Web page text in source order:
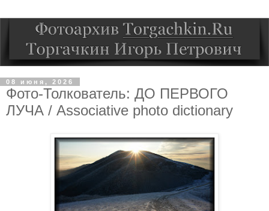
08 июня, 2026
Фото-Толкователь: ДО ПЕРВОГО
ЛУЧА / Associative photo dictionary